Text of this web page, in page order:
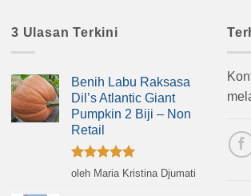
3 Ulasan Terkini
Benih Labu Raksasa
Dil’s Atlantic Giant
Pumpkin 2 Biji – Non
Retail
Dinilai5
oleh Maria Kristina Djumati